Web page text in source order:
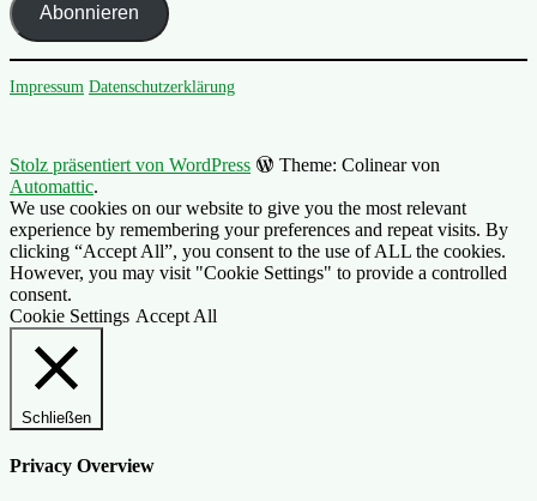
Abonnieren
Impressum Datenschutzerklärung
Stolz präsentiert von WordPress
Theme: Colinear von
Automattic.
We use cookies on our website to give you the most relevant
experience by remembering your preferences and repeat visits. By
clicking “Accept All”, you consent to the use of ALL the cookies.
However, you may visit "Cookie Settings" to provide a controlled
consent.
Cookie Settings Accept All
Schließen
Privacy Overview